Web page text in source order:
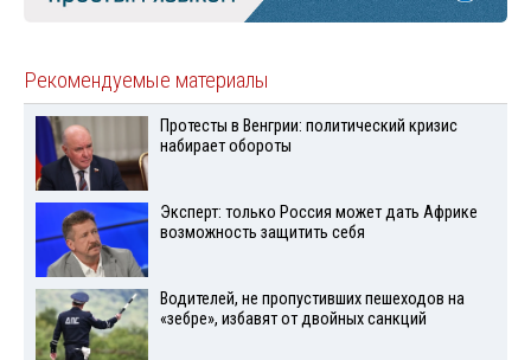
Рекомендуемые материалы
Протесты в Венгрии: политический кризис
набирает обороты
Эксперт: только Россия может дать Африке
возможность защитить себя
Водителей, не пропустивших пешеходов на
«зебре», избавят от двойных санкций